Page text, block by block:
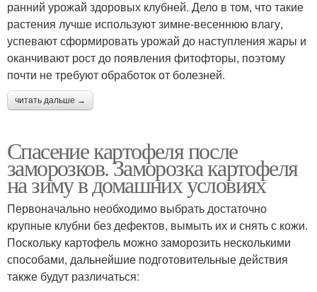
ранний урожай здоровых клубней. Дело в том, что такие
растения лучше используют зимне-весеннюю влагу,
успевают сформировать урожай до наступления жары и
оканчивают рост до появления фитофторы, поэтому
почти не требуют обработок от болезней.
читать дальше →
Спасение картофеля после
заморозков. Заморозка картофеля
на зиму в домашних условиях
Первоначально необходимо выбрать достаточно
крупные клубни без дефектов, вымыть их и снять с кожи.
Поскольку картофель можно заморозить несколькими
способами, дальнейшие подготовительные действия
также будут различаться: